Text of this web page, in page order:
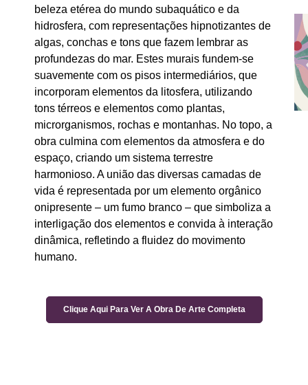
beleza etérea do mundo subaquático e da
hidrosfera, com representações hipnotizantes de
algas, conchas e tons que fazem lembrar as
profundezas do mar. Estes murais fundem-se
suavemente com os pisos intermediários, que
incorporam elementos da litosfera, utilizando
tons térreos e elementos como plantas,
microrganismos, rochas e montanhas. No topo, a
obra culmina com elementos da atmosfera e do
espaço, criando um sistema terrestre
harmonioso. A união das diversas camadas de
vida é representada por um elemento orgânico
onipresente – um fumo branco – que simboliza a
interligação dos elementos e convida à interação
dinâmica, refletindo a fluidez do movimento
humano.
Clique Aqui Para Ver A Obra De Arte Completa